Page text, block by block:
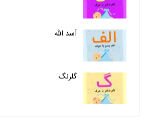
اَسد الله
گلرنگ